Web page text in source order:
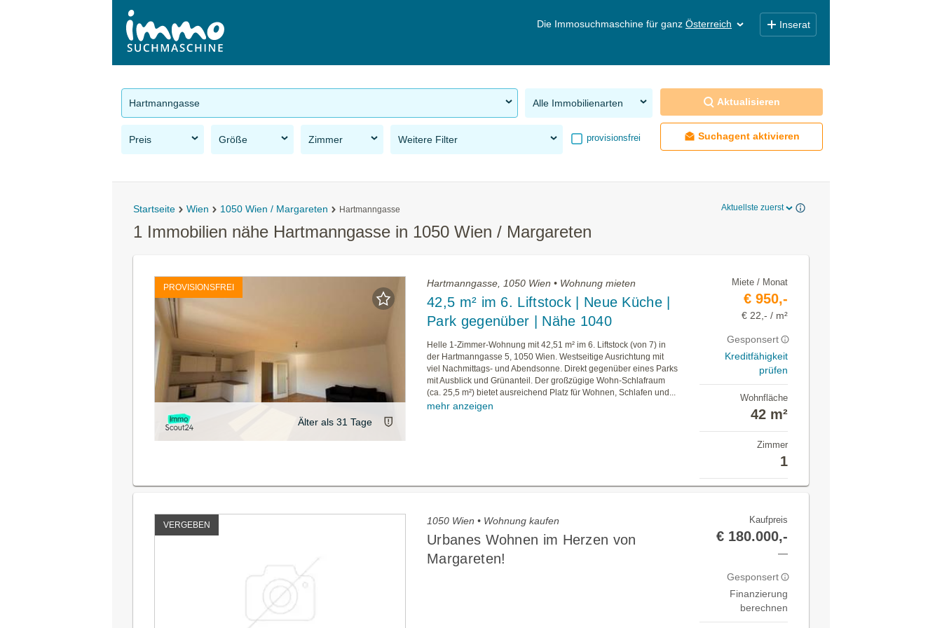
Die Immosuchmaschine für ganz Österreich Inserat
Hartmanngasse Alle Immobilienarten
Preis Größe Zimmer Weitere Filter provisionsfrei
Aktualisieren
Suchagent aktivieren
Startseite Wien 1050 Wien / Margareten Hartmanngasse Aktuellste zuerst
1 Immobilien nähe Hartmanngasse in 1050 Wien / Margareten
PROVISIONSFREI
Älter als 31 Tage
Hartmanngasse, 1050 Wien • Wohnung mieten
42,5 m² im 6. Liftstock | Neue Küche |
Park gegenüber | Nähe 1040
Helle 1-Zimmer-Wohnung mit 42,51 m² im 6. Liftstock (von 7) in
der Hartmanngasse 5, 1050 Wien. Westseitige Ausrichtung mit
viel Nachmittags- und Abendsonne. Direkt gegenüber eines Parks
mit Ausblick und Grünanteil. Der großzügige Wohn-Schlafraum
(ca. 25,5 m²) bietet ausreichend Platz für Wohnen, Schlafen und...
mehr anzeigen
Miete / Monat
€ 950,-
€ 22,- / m²
Gesponsert
Kreditfähigkeit
prüfen
Wohnfläche
42 m²
Zimmer
1
VERGEBEN 1050 Wien • Wohnung kaufen
Urbanes Wohnen im Herzen von
Margareten!
Kaufpreis
€ 180.000,-
—
Gesponsert
Finanzierung
berechnen